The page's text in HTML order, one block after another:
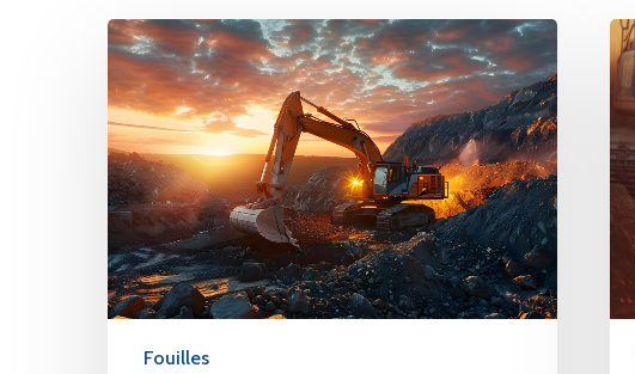
Fouilles